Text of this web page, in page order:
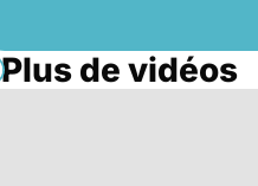
Plus de vidéos